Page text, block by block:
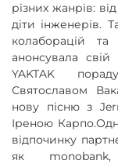
різних жанрів:
діти інженерів.
колаборацій та
анонсувала
YAKTAK
Святославом
нову пісню з
Іреною
відпочинку
як